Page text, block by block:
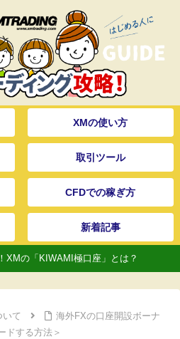
XMの使い方
取引ツール
CFDでの稼ぎ方
新着記事
XMの「KIWAMI極口座」とは？
いて
海外FXの口座開設ボーナ
ドする方法＞